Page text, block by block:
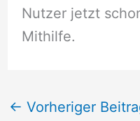
Nutzer jetzt
Mithilfe.
← Vorheriger